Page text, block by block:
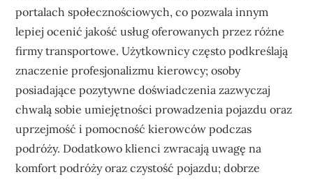
portalach społecznościowych, co pozwala innym
lepiej ocenić jakość usług oferowanych przez różne
firmy transportowe. Użytkownicy często podkreślają
znaczenie profesjonalizmu kierowcy; osoby
posiadające pozytywne doświadczenia zazwyczaj
chwalą sobie umiejętności prowadzenia pojazdu oraz
uprzejmość i pomocność kierowców podczas
podróży. Dodatkowo klienci zwracają uwagę na
komfort podróży oraz czystość pojazdu; dobrze